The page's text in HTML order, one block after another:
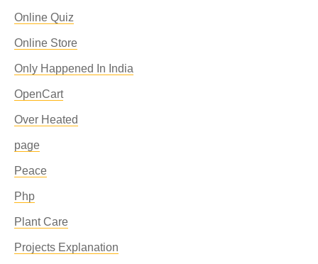
Online Quiz
Online Store
Only Happened In India
OpenCart
Over Heated
page
Peace
Php
Plant Care
Projects Explanation